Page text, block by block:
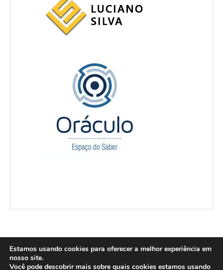
@2004-2026 Carnaval de Campos - Todos os direitos reservados. Design:
Estamos usando cookies para oferecer a melhor experiência em
nosso site.
Você pode descobrir mais sobre quais cookies estamos usando